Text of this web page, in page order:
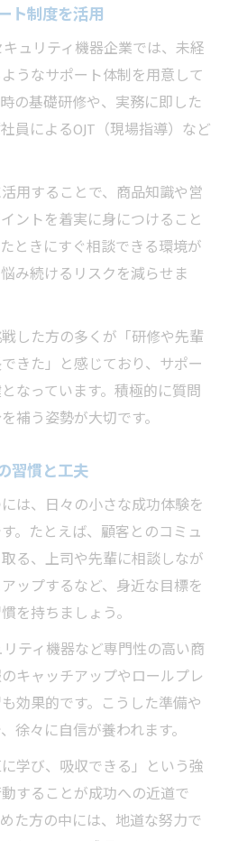
ト制度を活用
ュリティ機器企業では、未経
うなサポート体制を用意して
の基礎研修や、実務に即した
員によるOJT（現場指導）など
用することで、商品知識や営
ントを着実に身につけること
ときにすぐ相談できる環境が
み続けるリスクを減らせま
した方の多くが「研修や先輩
きた」と感じており、サポー
なっています。積極的に質問
補う姿勢が大切です。
習慣と工夫
は、日々の小さな成功体験を
。たとえば、顧客とのコミュ
る、上司や先輩に相談しなが
ップするなど、身近な目標を
を持ちましょう。
ティ機器など専門性の高い商
キャッチアップやロールプレ
効果的です。こうした準備や
徐々に自信が養われます。
学び、吸収できる」という強
することが成功への近道で
た方の中には、地道な努力で